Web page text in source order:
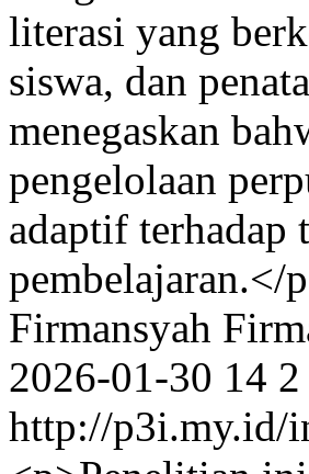
literasi yang
siswa, dan
menegaskan
pengelolaan
adaptif terhadap
pembelajaran.</
Firmansyah
2026-01-30 14 2
http://p3i.my.id/